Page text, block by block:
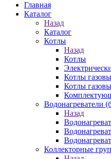
Главная
Каталог
Назад
Каталог
Котлы
Назад
Котлы
Котлы
Котлы
Водонагреватели
Назад
Коллекторные